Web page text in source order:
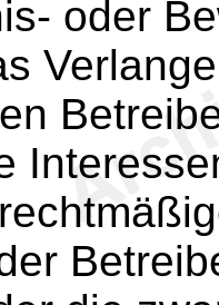
oder